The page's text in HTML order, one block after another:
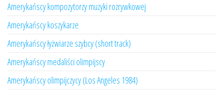
Amerykańscy kompozytorzy muzyki rozrywkowej
Amerykańscy koszykarze
Amerykańscy łyżwiarze szybcy (short track)
Amerykańscy medaliści olimpijscy
Amerykańscy olimpijczycy (Los Angeles 1984)